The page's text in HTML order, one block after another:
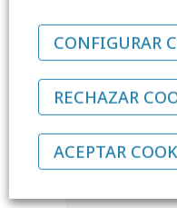
Almacenamiento
Pantalla
Batería
CONFIGURAR
RECHAZAR
ACEPTAR